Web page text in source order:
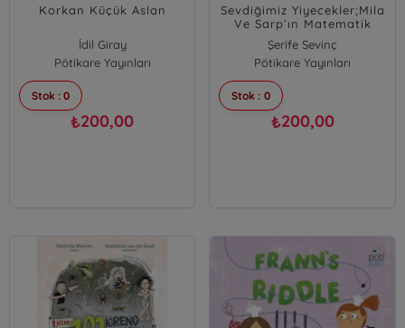
Korkan Küçük Aslan
İdil Giray
Pötikare Yayınları
Stok : 0
₺200,00
Sevdiğimiz Yiyecekler;Mila
Ve Sarp’ın Matematik
Öyküleri - 10
Şerife Sevinç
Aslıhan Osmanoğlu
Mesture Kayhan Altay
Mine Işıksal Bostan
Pötikare Yayınları
Stok : 0
₺200,00